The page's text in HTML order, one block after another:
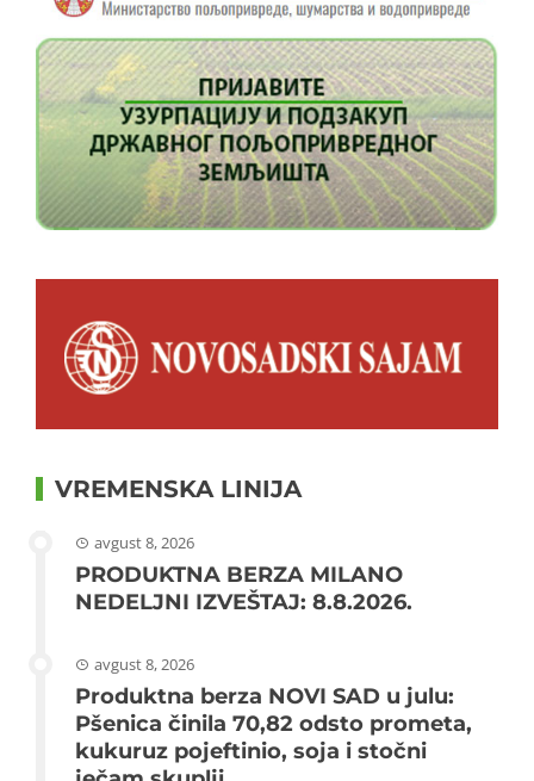
VREMENSKA LINIJA
avgust 8, 2026
PRODUKTNA BERZA MILANO
NEDELJNI IZVEŠTAJ: 8.8.2026.
avgust 8, 2026
Produktna berza NOVI SAD u julu:
Pšenica činila 70,82 odsto prometa,
kukuruz pojeftinio, soja i stočni